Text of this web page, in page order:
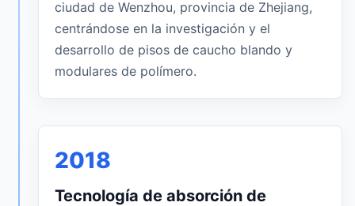
ciudad de Wenzhou, provincia de Zhejiang,
centrándose en la investigación y el
desarrollo de pisos de caucho blando y
modulares de polímero.
2018
Tecnología de absorción de